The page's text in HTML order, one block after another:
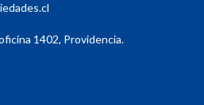
1402, Providencia.